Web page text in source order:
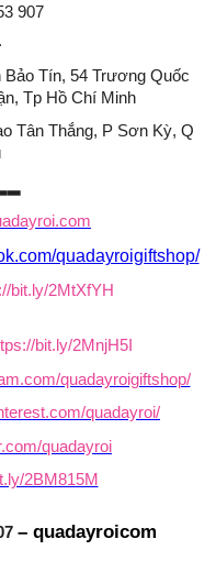
907
Bảo Tín, 54 Trương Quốc
Tp Hồ Chí Minh
Tân Thắng, P Sơn Kỳ, Q
quadayroigiftshop/
bit.ly/2MtXfYH
bit.ly/2MnjH5I
quadayroigiftshop/
quadayroi/
quadayroi
2BM815M
– quadayroicom